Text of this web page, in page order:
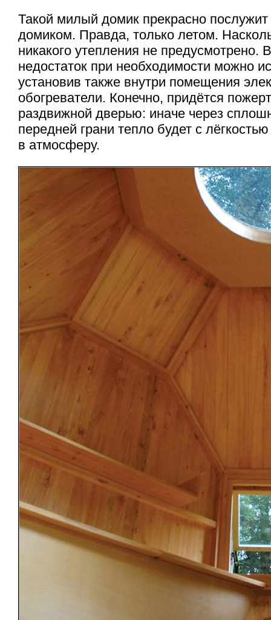
Такой милый домик прекрасно
домиком. Правда, только летом.
никакого утепления не предусмотрено.
недостаток при необходимости можно
установив также внутри помещения
обогреватели. Конечно, придётся
раздвижной дверью: иначе через
передней грани тепло будет с
в атмосферу.